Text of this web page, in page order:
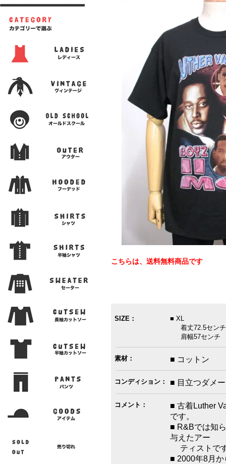
こちらは、送料無料商品です
SIZE：
■ XL
着丈72.5センチ
肩幅57センチ
素材： ■ コットン
コンディション： ■ 目立つダメ
コメント：
■ 古着Luther
です。
■ R&Bでは知
与えたアー
ティストで
■ 2000年8月